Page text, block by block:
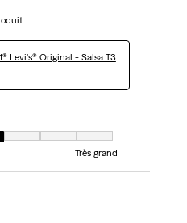
Levi's® Original - Salsa T3
petit et 7 est égal à Très grand
Très grand